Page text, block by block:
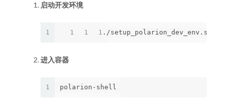
启动开发环境
1 1 1 1
进入容器
1